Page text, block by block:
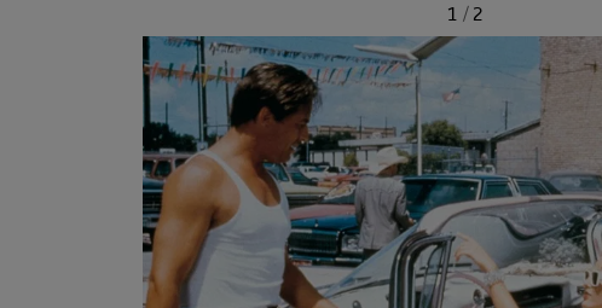
1 / 2